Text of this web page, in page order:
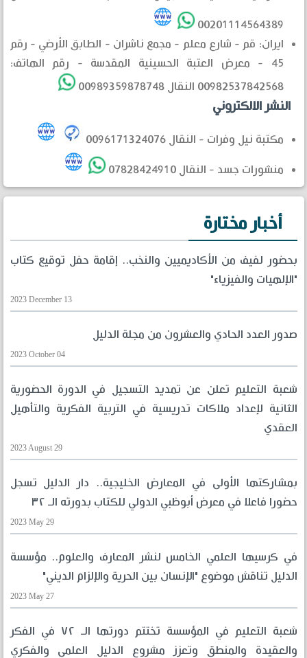
00201114564389
ايران: قم - شارع معلم - مجمع ناشران - الطابق الأرضي - رقم
45 - معرض العتبة الحسينية المقدسة - رقم الهاتف:
00982537842568 النقال 00989359878748
النشر الالكتروني
مكتبة نيل وفرات - النقال 0096171324076
منشورات جسد - النقال 07828424910
أخبار مختارة
بحضور لفيف من الأكاديميين والنخب.. إقامة حفل توقيع كتاب
"الإلهيات والفيزياء"
2023 December 13
صدور العدد الحادي والعشرون من مجلة الدليل
2023 October 04
شعبة التعليم تعلن عن تمديد التسجيل في الدورة الحضورية
الثانية لإعداد ملاكات تدريسية في التربية الفكرية والتأهيل
العقدي
2023 August 29
بمشاركتها الأولى في المعارض الخليجية.. دار الدليل تسجل
حضورا فاعلا في معرض أبوظبي الدولي للكتاب بدورته الـ ٣٢
2023 May 29
في كرسيها العلمي الخامس لنشر المعارف والعلوم.. مؤسسة
الدليل تناقش موضوع "الإنسان بين الحرية والإلزام الديني"
2023 May 27
شعبة التعليم في المؤسسة تختتم دورتها الـ ٧٢ في الفكر
والعقيدة والمنطق وتعزز مشروع الدليل العلمي والفكري